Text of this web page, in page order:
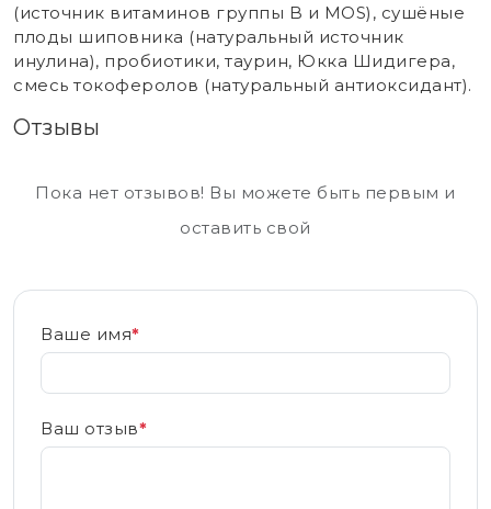
(источник витаминов группы B и MOS), сушёные
плоды шиповника (натуральный источник
инулина), пробиотики, таурин, Юкка Шидигера,
смесь токоферолов (натуральный антиоксидант).
Отзывы
Пока нет отзывов! Вы можете быть первым и
оставить свой
Ваше имя*
Ваш отзыв*